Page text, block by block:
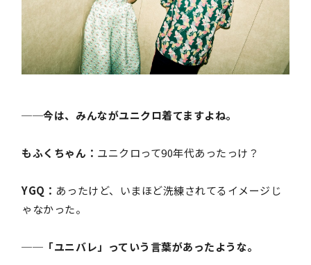
──今は、みんながユニクロ着てますよね。
もふくちゃん： ユニクロって90年代あったっけ？
YGQ： あったけど、いまほど洗練されてるイメージじ
ゃなかった。
──「ユニバレ」っていう言葉があったような。